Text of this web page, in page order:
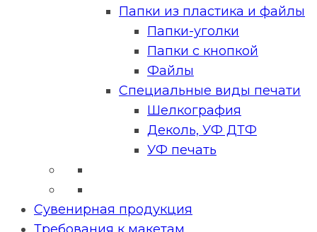
Папки из пластика и файлы
Папки-уголки
Папки с кнопкой
Файлы
Специальные виды печати
Шелкография
Деколь, УФ ДТФ
УФ печать
Сувенирная продукция